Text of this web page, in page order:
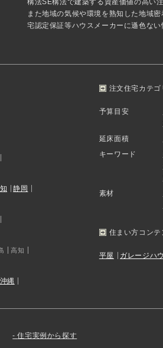
また地域の気候や環境を熟知した地域
宅認定保証等ハウスメーカーに遜色な
静岡
高知
沖縄
注文住宅カテゴ
予算目安
延床面積
キーワード
素材
住まい方コンテ
平屋 ガレージハ
住宅実例から探す